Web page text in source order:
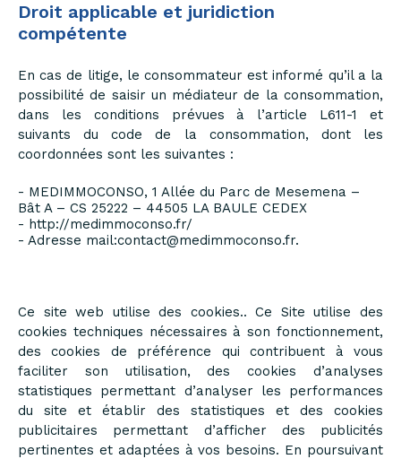
Droit applicable et juridiction
compétente
En cas de litige, le consommateur est informé qu’il a la
possibilité de saisir un médiateur de la consommation,
dans les conditions prévues à l’article L611-1 et
suivants du code de la consommation, dont les
coordonnées sont les suivantes :
- MEDIMMOCONSO, 1 Allée du Parc de Mesemena –
Bât A – CS 25222 – 44505 LA BAULE CEDEX
- http://medimmoconso.fr/
- Adresse mail:contact@medimmoconso.fr.
Ce site web utilise des cookies.. Ce Site utilise des
cookies techniques nécessaires à son fonctionnement,
des cookies de préférence qui contribuent à vous
faciliter son utilisation, des cookies d’analyses
statistiques permettant d’analyser les performances
du site et établir des statistiques et des cookies
publicitaires permettant d’afficher des publicités
pertinentes et adaptées à vos besoins. En poursuivant